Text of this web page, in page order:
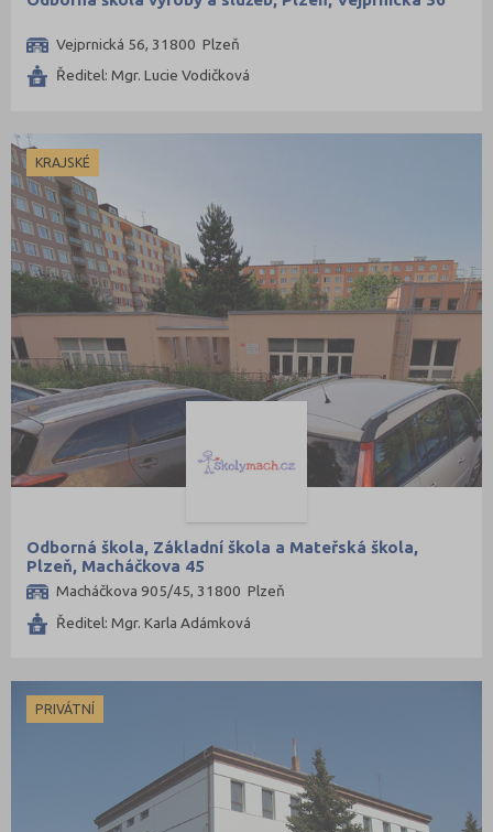
Vejprnická 56, 31800 Plzeň
Ředitel: Mgr. Lucie Vodičková
KRAJSKÉ
Odborná škola, Základní škola a Mateřská škola,
Plzeň, Macháčkova 45
Macháčkova 905/45, 31800 Plzeň
Ředitel: Mgr. Karla Adámková
PRIVÁTNÍ